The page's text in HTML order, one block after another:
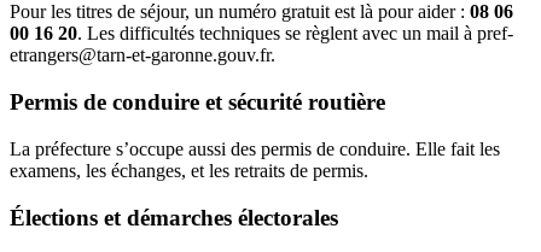
Pour les titres de séjour, un numéro gratuit est là pour aider : 08 06
00 16 20. Les difficultés techniques se règlent avec un mail à pref-
etrangers@tarn-et-garonne.gouv.fr.
Permis de conduire et sécurité routière
La préfecture s’occupe aussi des permis de conduire. Elle fait les
examens, les échanges, et les retraits de permis.
Élections et démarches électorales